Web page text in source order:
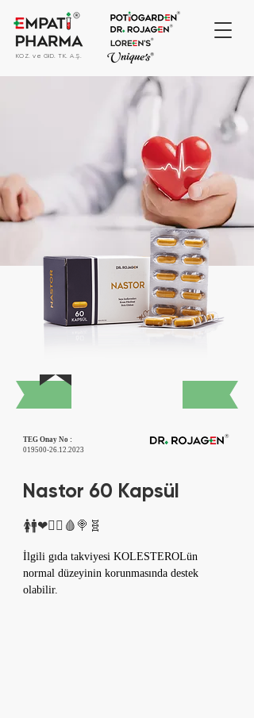
KOZ. ve GID. TK. A.Ş.
TEG Onay No :
019500-26.12.2023
Nastor 60 Kapsül
🚺🚹❤🤸‍♂🩸🍭🧬
İlgili gıda takviyesi KOLESTEROLün
normal düzeyinin korunmasında destek
olabilir.